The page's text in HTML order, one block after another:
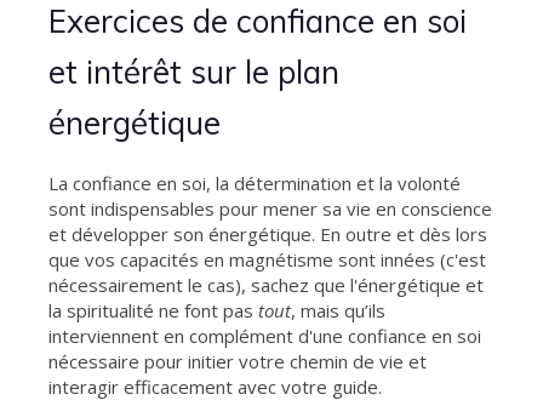
Exercices de confiance en soi
et intérêt sur le plan
énergétique
La confiance en soi, la détermination et la volonté
sont indispensables pour mener sa vie en conscience
et développer son énergétique. En outre et dès lors
que vos capacités en magnétisme sont innées (c'est
nécessairement le cas), sachez que l'énergétique et
la spiritualité ne font pas tout, mais qu’ils
interviennent en complément d'une confiance en soi
nécessaire pour initier votre chemin de vie et
interagir efficacement avec votre guide.